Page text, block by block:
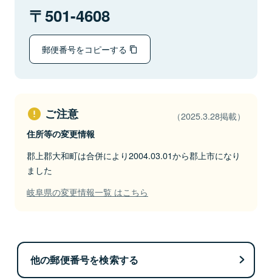
501-4608
郵便番号をコピーする
ご注意 （2025.3.28掲載）
住所等の変更情報
郡上郡大和町は合併により2004.03.01から郡上市になり
ました
岐阜県の変更情報一覧 はこちら
他の郵便番号を検索する